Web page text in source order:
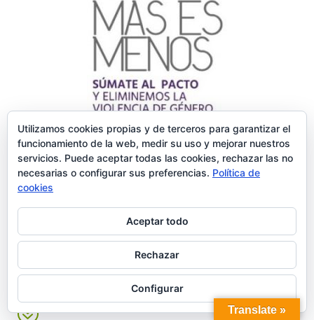
PACTO DE VILLENA CONTRA LA VIOLENCIA DE
GÉNERO.
Alojamiento
Dónde comer, café y copas.
? Ocio Translate »
Utilizamos cookies propias y de terceros para garantizar el
funcionamiento de la web, medir su uso y mejorar nuestros
servicios. Puede aceptar todas las cookies, rechazar las no
necesarias o configurar sus preferencias. Política de
cookies
Aceptar todo
Rechazar
Configurar